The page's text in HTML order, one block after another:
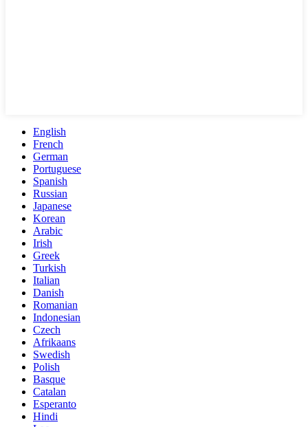
English
French
German
Portuguese
Spanish
Russian
Japanese
Korean
Arabic
Irish
Greek
Turkish
Italian
Danish
Romanian
Indonesian
Czech
Afrikaans
Swedish
Polish
Basque
Catalan
Esperanto
Hindi